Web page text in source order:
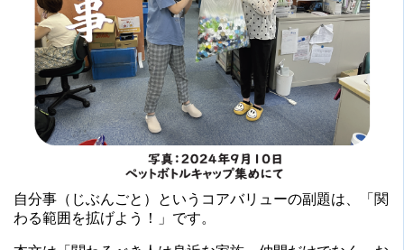
自分事（じぶんごと）というコアバリューの副題は、「関
わる範囲を拡げよう！」です。